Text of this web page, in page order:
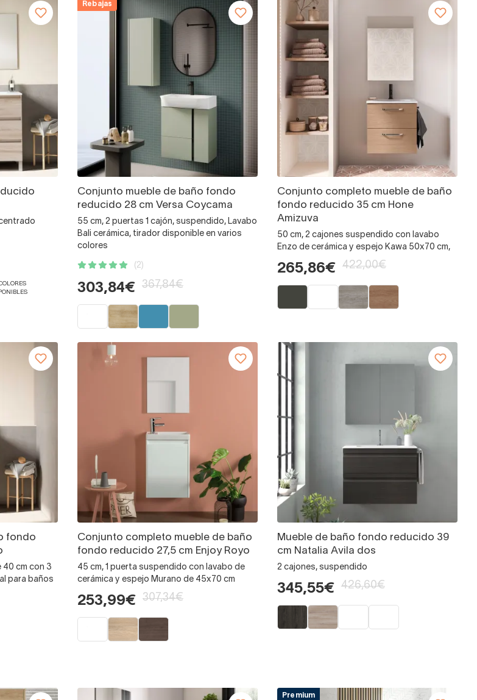
Rebajas
Conjunto mueble de baño fondo
reducido 28 cm Versa Coycama
55 cm, 2 puertas 1 cajón, suspendido, Lavabo
Bali cerámica, tirador disponible en varios
colores
(2)
303,84€ 367,84€
Conjunto completo mueble de baño
fondo reducido 35 cm Hone
Amizuva
50 cm, 2 cajones suspendido con lavabo
Enzo de cerámica y espejo Kawa 50x70 cm,
265,86€ 422,00€
fondo
cm con 3
para baños
Conjunto completo mueble de baño
fondo reducido 27,5 cm Enjoy Royo
45 cm, 1 puerta suspendido con lavabo de
cerámica y espejo Murano de 45x70 cm
253,99€ 307,34€
Mueble de baño fondo reducido 39
cm Natalia Avila dos
2 cajones, suspendido
345,55€ 426,60€
Premium